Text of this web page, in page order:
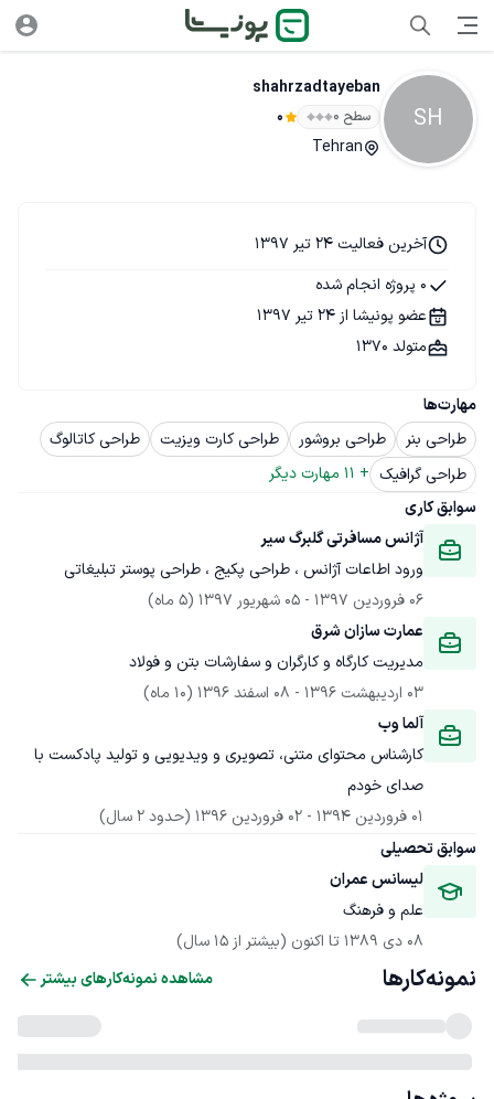
SH
shahrzadtayeban
سطح ۰ 0
Tehran
مهارت‌ها
طراحی بنر
طراحی بروشور طراحی کارت ویزیت
طراحی کاتالوگ
طراحی گرافیک +
11 مهارت دیگر
سوابق کاری
آژانس مسافرتی گلبرگ سیر
ورود اطاعات آژانس ، طراحی پکیج ، طراحی پوستر تبلیغاتی
06 فروردین 1397
- 05 شهریور 1397
(5 ماه)
عمارت سازان شرق
مدیریت کارگاه و کارگران و سفارشات بتن و فولاد
03 اردیبهشت 1396
- 08 اسفند 1396
(10 ماه)
آلما وب
کارشناس محتوای متنی، تصویری و ویدیویی و تولید پادکست با
صدای خودم
01 فروردین 1394
- 02 فروردین 1396
(حدود 2 سال)
سوابق تحصیلی
لیسانس عمران
علم و فرهنگ
08 دی 1389
تا اکنون (بیشتر از 15 سال)
آخرین فعالیت 24 تیر 1397
0 پروژه انجام شده
عضو پونیشا از 24 تیر 1397
متولد 1370
نمونه‌کارها مشاهده نمونه‌کارهای بیشتر